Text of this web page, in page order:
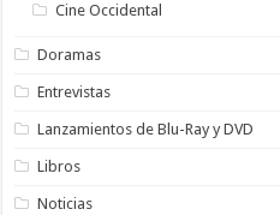
Cine Occidental
Doramas
Entrevistas
Lanzamientos de Blu-Ray y DVD
Libros
Noticias